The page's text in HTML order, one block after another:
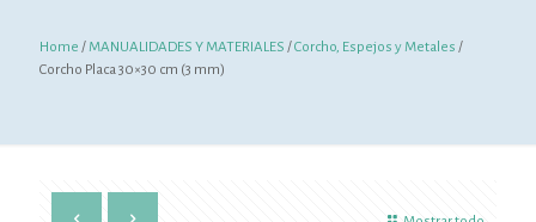
Home /MANUALIDADES Y MATERIALES /Corcho, Espejos y Metales /
Corcho Placa 30×30 cm (3 mm)